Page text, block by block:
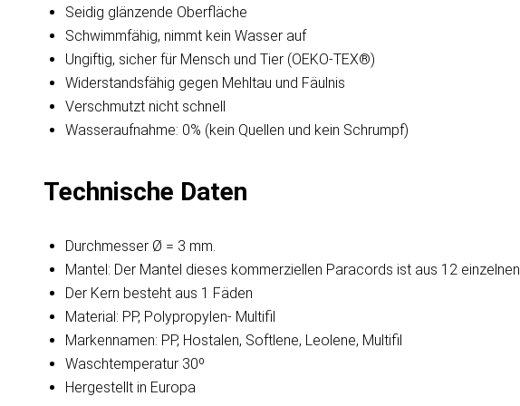
Seidig glänzende Oberfläche
Schwimmfähig, nimmt kein Wasser auf
Ungiftig, sicher für Mensch und Tier (OEKO-TEX®)
Widerstandsfähig gegen Mehltau und Fäulnis
Verschmutzt nicht schnell
Wasseraufnahme: 0% (kein Quellen und kein Schrumpf)
Technische Daten
Durchmesser Ø = 3 mm.
Mantel: Der Mantel dieses kommerziellen Paracords ist aus 12 einzelnen
Der Kern besteht aus 1 Fäden
Material: PP, Polypropylen- Multifil
Markennamen: PP, Hostalen, Softlene, Leolene, Multifil
Waschtemperatur 30º
Hergestellt in Europa